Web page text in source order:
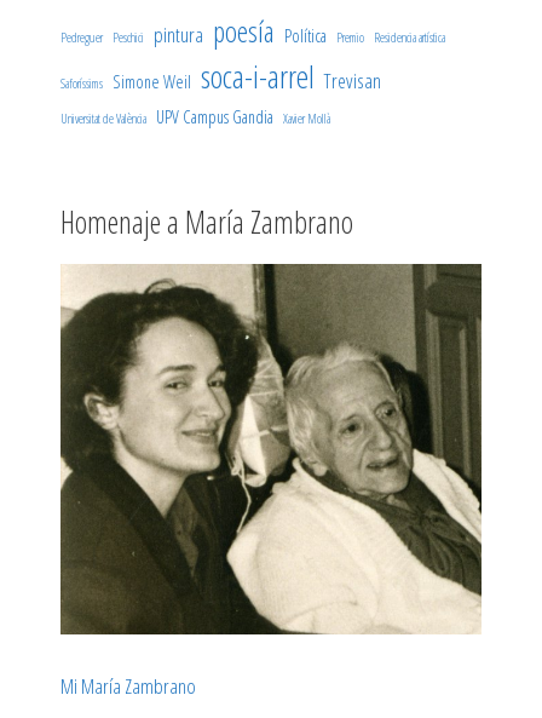
Pedreguer Peschici pintura poesía Política Premio Residencia artística
Saforíssims Simone Weil soca-i-arrel Trevisan
Universitat de València UPV Campus Gandia Xavier Mollà
Homenaje a María Zambrano
Mi María Zambrano